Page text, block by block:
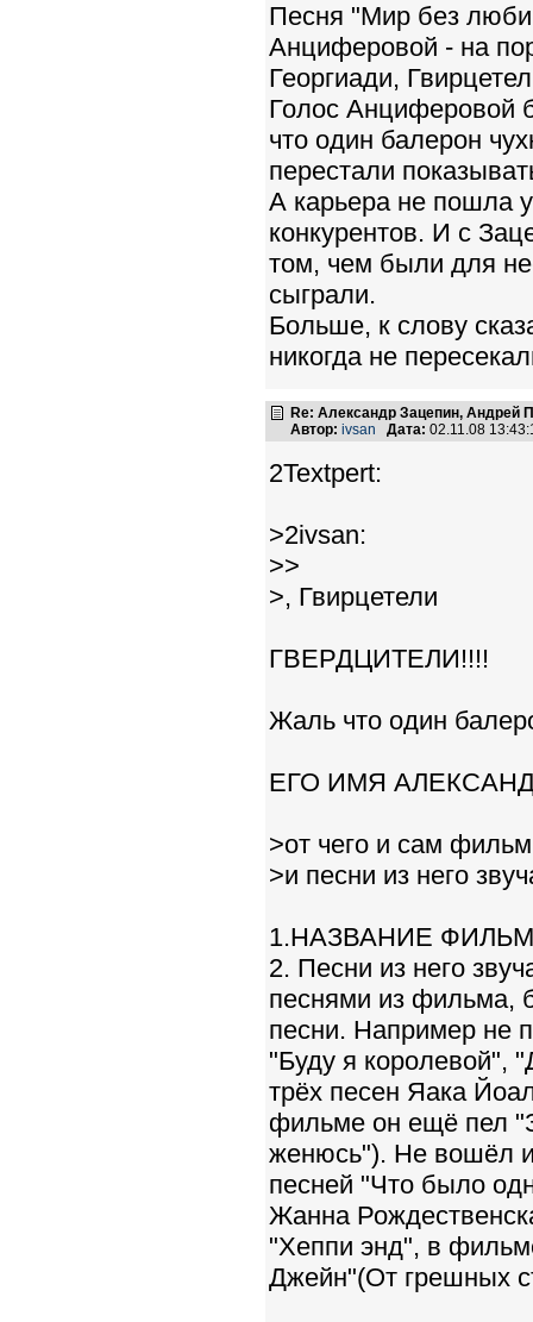
Песня "Мир без
Анциферовой - на
Георгиади,
Голос Анциферовой
что один балерон
перестали
А карьера не пошла
конкурентов. И с
том, чем были для
сыграли.
Больше, к слову
никогда не
Re: Александр Зацепин, Андрей
Автор: ivsan Дата: 02.11.08
2Textpert:
>2ivsan:
>>
>, Гвирцетели
ГВЕРДЦИТЕЛИ!!!!
Жаль что один
ЕГО ИМЯ
>от чего и сам
>и песни из него
1.НАЗВАНИЕ
2. Песни из него
песнями из фильма,
песни. Например не
"Буду я королевой",
трёх песен Яака
фильме он ещё пел
женюсь"). Не вошёл
песней "Что было
Жанна
"Хеппи энд", в
Джейн"(От грешных